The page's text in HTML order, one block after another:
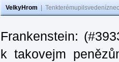
VelkyHrom
Frankenstein:
k takovejm